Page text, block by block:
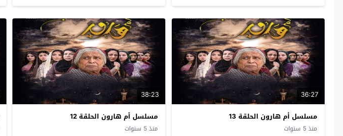
36:27
مسلسل أم هارون الحلقة 13
منذ 5 سنوات
38:23
مسلسل أم هارون الحلقة 12
منذ 5 سنوات